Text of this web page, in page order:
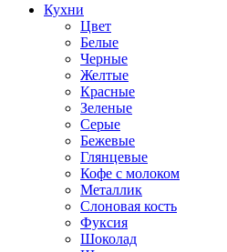
Кухни
Цвет
Белые
Черные
Желтые
Красные
Зеленые
Серые
Бежевые
Глянцевые
Кофе с молоком
Металлик
Слоновая кость
Фуксия
Шоколад